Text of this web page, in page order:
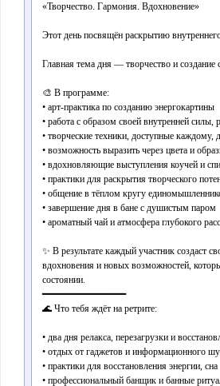
«Творчество. Гармония. Вдохновение»
Этот день посвящён раскрытию
Главная тема дня — творчество и создание
🎨 В программе:
• арт-практика по созданию энергокартины
• работа с образом своей внутренней силы,
• творческие техники, доступные каждому,
• возможность выразить через цвета и
• вдохновляющие выступления коучей и
• практики для раскрытия творческого
• общение в тёплом кругу
• завершение дня в бане с душистым паром
• ароматный чай и атмосфера глубокого
✨ В результате каждый участник создаст
вдохновения и новых возможностей,
состоянии.
━━━━━━━━━━━━━━━
🌊 Что тебя ждёт на ретрите:
• два дня релакса, перезагрузки и
• отдых от гаджетов и информационного
• практики для восстановления энергии,
• профессиональный банщик и банные